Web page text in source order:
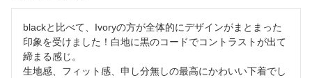
blackと比べて、Ivoryの方が全体的にデザインがまとまった
印象を受けました！白地に黒のコードでコントラストが出て
締まる感じ。
生地感、フィット感、申し分無しの最高にかわいい下着でし